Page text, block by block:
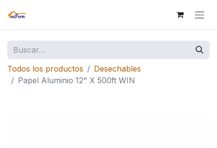
Todos los productos
Desechables
Papel Aluminio 12" X 500ft WIN